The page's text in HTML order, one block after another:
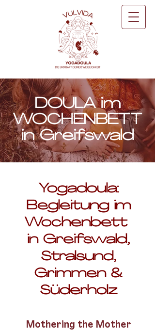
DOULA im
WOCHENBETT
in Greifswald
Yogadoula:
Begleitung im
Wochenbett
in Greifswald,
Stralsund,
Grimmen &
Süderholz
Mothering the Mother